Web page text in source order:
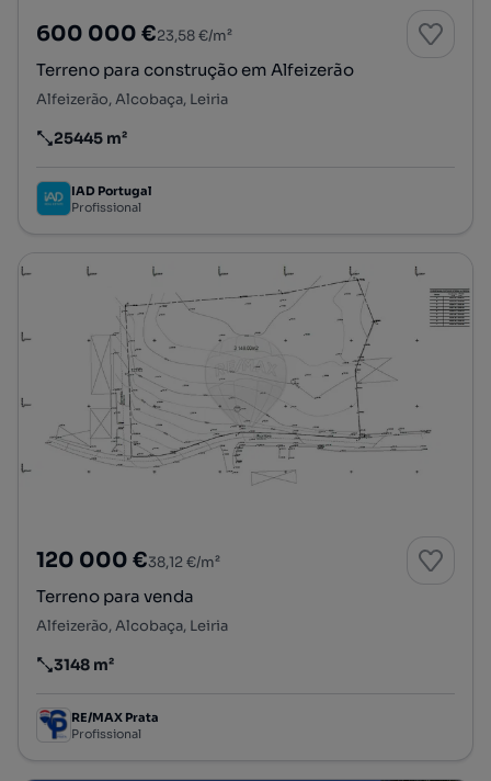
600 000 €23,58 €/m²
Terreno para construção em Alfeizerão
Alfeizerão, Alcobaça, Leiria
Preço por metro quadrado
25445 m²
IAD Portugal
Profissional
120 000 €38,12 €/m²
Terreno para venda
Alfeizerão, Alcobaça, Leiria
Preço por metro quadrado
3148 m²
RE/MAX Prata
Profissional